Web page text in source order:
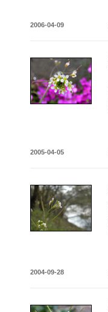
2006-04-09
2005-04-05
2004-09-28